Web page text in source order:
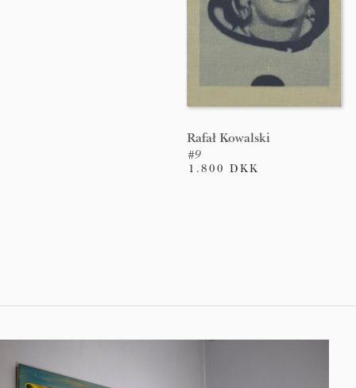
Rafał Kowalski
#9
1.800 DKK